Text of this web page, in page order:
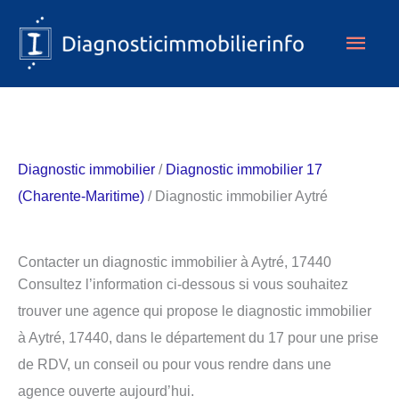
contenu
Diagnostic immobilier / Diagnostic immobilier 17
(Charente-Maritime) / Diagnostic immobilier Aytré
Contacter un diagnostic immobilier à Aytré, 17440
Consultez l’information ci-dessous si vous souhaitez
trouver une agence qui propose le diagnostic immobilier
à Aytré, 17440, dans le département du 17 pour une prise
de RDV, un conseil ou pour vous rendre dans une
agence ouverte aujourd’hui.